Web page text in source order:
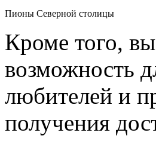
Пионы Северной столицы
Кроме того,
возможность
любителей и
получения